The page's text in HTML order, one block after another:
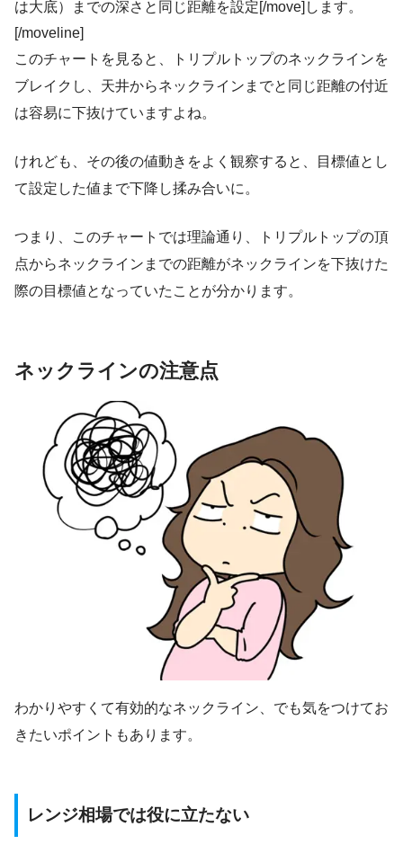
は大底）までの深さと同じ距離を設定[/move]します。
[/moveline]
このチャートを見ると、トリプルトップのネックラインを
ブレイクし、天井からネックラインまでと同じ距離の付近
は容易に下抜けていますよね。
けれども、その後の値動きをよく観察すると、目標値とし
て設定した値まで下降し揉み合いに。
つまり、このチャートでは理論通り、トリプルトップの頂
点からネックラインまでの距離がネックラインを下抜けた
際の目標値となっていたことが分かります。
ネックラインの注意点
わかりやすくて有効的なネックライン、でも気をつけてお
きたいポイントもあります。
レンジ相場では役に立たない